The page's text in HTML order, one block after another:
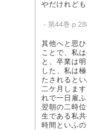
やだけれど
- 第44巻
其他へと思
ことで、私
と、卒業は
した、私は
たされると
二ケ月しま
れで一日雇
翌朝の二時
生である私
時間といふ